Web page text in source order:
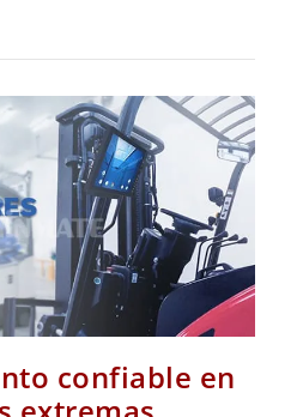
confiable en